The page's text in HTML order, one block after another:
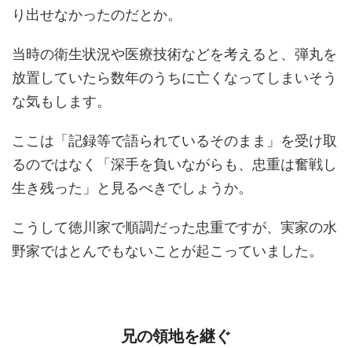
り出せなかったのだとか。
当時の衛生状況や医療技術などを考えると、弾丸を
放置していたら数年のうちに亡くなってしまいそう
な気もします。
ここは「記録等で語られているそのまま」を受け取
るのではなく「深手を負いながらも、忠重は奮戦し
生き残った」と見るべきでしょうか。
こうして徳川家で順調だった忠重ですが、実家の水
野家ではとんでもないことが起こっていました。
兄の領地を継ぐ